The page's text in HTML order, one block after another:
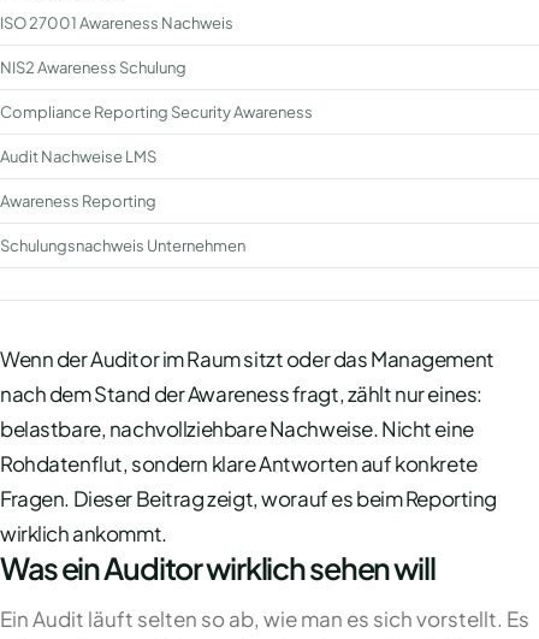
ISO 27001 Awareness Nachweis
NIS2 Awareness Schulung
Compliance Reporting Security Awareness
Audit Nachweise LMS
Awareness Reporting
Schulungsnachweis Unternehmen
Wenn der Auditor im Raum sitzt oder das Management
nach dem Stand der Awareness fragt, zählt nur eines:
belastbare, nachvollziehbare Nachweise. Nicht eine
Rohdatenflut, sondern klare Antworten auf konkrete
Fragen. Dieser Beitrag zeigt, worauf es beim Reporting
wirklich ankommt.
Was ein Auditor wirklich sehen will
Ein Audit läuft selten so ab, wie man es sich vorstellt. Es